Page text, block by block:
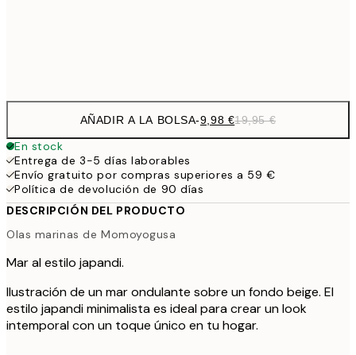
AÑADIR A LA BOLSA-9,98 €19,95 €
En stock
Entrega de 3-5 días laborables
Envío gratuito por compras superiores a 59 €
Política de devolución de 90 días
DESCRIPCIÓN DEL PRODUCTO
Olas marinas de Momoyogusa
Mar al estilo japandi.
Ilustración de un mar ondulante sobre un fondo beige. El
estilo japandi minimalista es ideal para crear un look
intemporal con un toque único en tu hogar.